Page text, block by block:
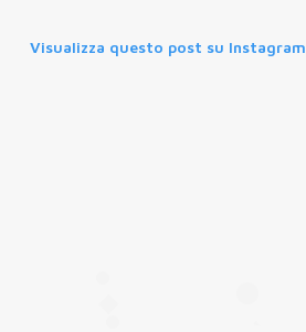
Visualizza questo post su Instagram